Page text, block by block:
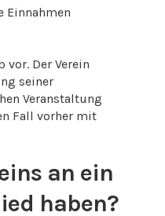
Einnahmen
Der Verein
seiner
Veranstaltung
Fall vorher mit
an ein
haben?